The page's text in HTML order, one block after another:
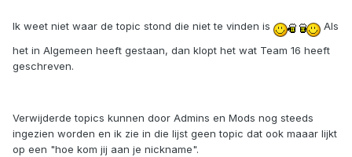
Ik weet niet waar de topic stond die niet te vinden is
Als
het in Algemeen heeft gestaan, dan klopt het wat Team 16 heeft
geschreven.
Verwijderde topics kunnen door Admins en Mods nog steeds
ingezien worden en ik zie in die lijst geen topic dat ook maaar lijkt
op een "hoe kom jij aan je nickname".